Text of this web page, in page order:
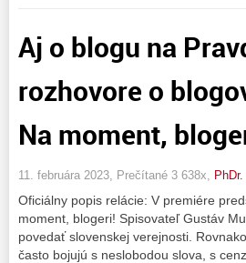
Aj o blogu na
rozhovore o
Na moment,
11. februára 2023, Prečítané 3 638x,
Oficiálny popis relácie: V premiére
moment, blogeri! Spisovateľ Gustáv
povedať slovenskej verejnosti.
často bojujú s neslobodou slova, s